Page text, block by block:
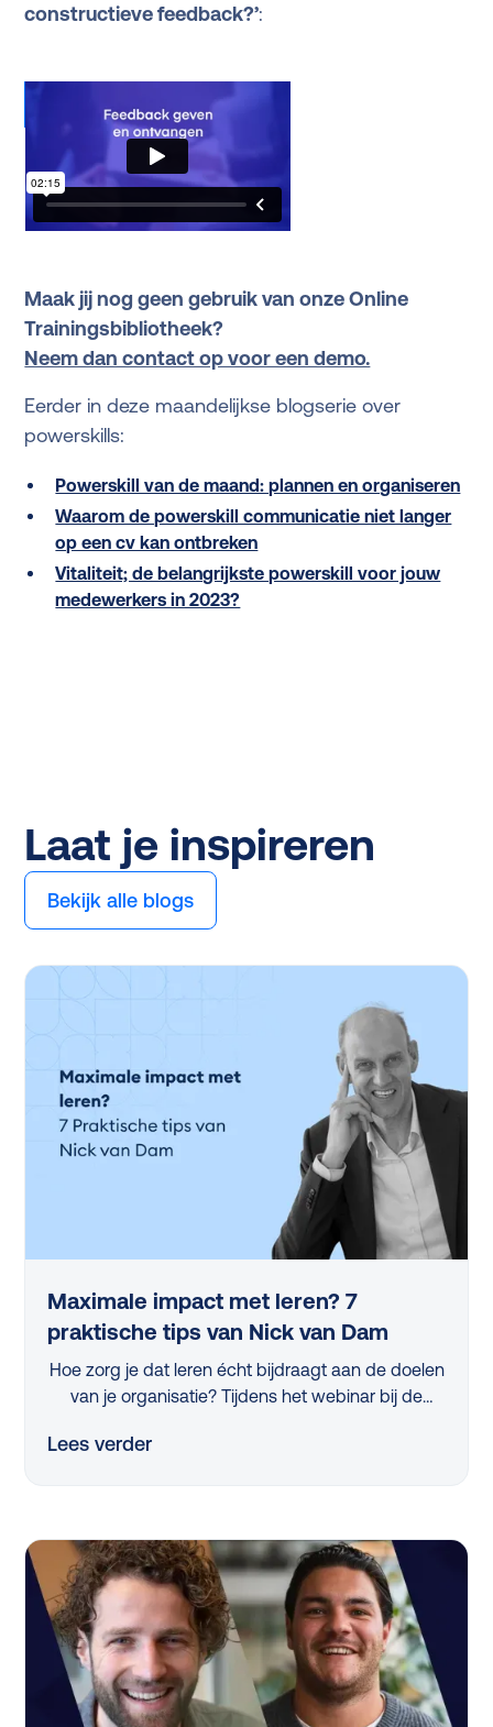
constructieve feedback?’:
Trainingsbibliotheek van Studytube
Maak jij nog geen gebruik van onze Online
Trainingsbibliotheek?
Neem dan contact op voor een demo.
Eerder in deze maandelijkse blogserie over
powerskills:
Powerskill van de maand: plannen en organiseren
Waarom de powerskill communicatie niet langer
op een cv kan ontbreken
Vitaliteit; de belangrijkste powerskill voor jouw
medewerkers in 2023?
Laat je inspireren
Bekijk alle blogs
Maximale impact met leren? 7
praktische tips van Nick van Dam
Hoe zorg je dat leren écht bijdraagt aan de doelen
van je organisatie? Tijdens het webinar bij de
professor Nick van Dam 7 concrete tips die iedere
artikel vind je de belangrijkste inzichten op een rij.
Lees verder